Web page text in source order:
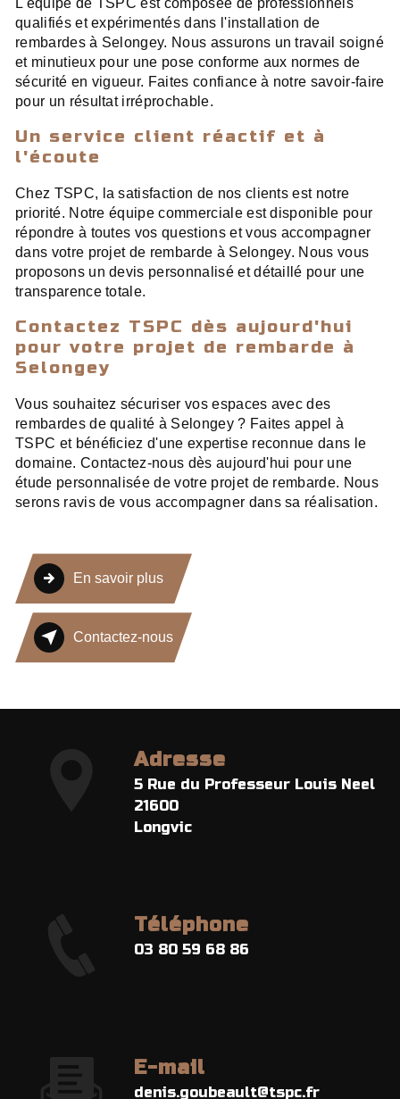
qualifiés et expérimentés dans l'installation de
rembardes à Selongey. Nous assurons un travail soigné
et minutieux pour une pose conforme aux normes de
sécurité en vigueur. Faites confiance à notre savoir-faire
pour un résultat irréprochable.
Un service client réactif et à
l'écoute
Chez TSPC, la satisfaction de nos clients est notre
priorité. Notre équipe commerciale est disponible pour
répondre à toutes vos questions et vous accompagner
dans votre projet de rembarde à Selongey. Nous vous
proposons un devis personnalisé et détaillé pour une
transparence totale.
Contactez TSPC dès aujourd'hui
pour votre projet de rembarde à
Selongey
Vous souhaitez sécuriser vos espaces avec des
rembardes de qualité à Selongey ? Faites appel à
TSPC et bénéficiez d'une expertise reconnue dans le
domaine. Contactez-nous dès aujourd'hui pour une
étude personnalisée de votre projet de rembarde. Nous
serons ravis de vous accompagner dans sa réalisation.
En savoir plus
Contactez-nous
Adresse
5 Rue du Professeur Louis Neel
21600
Longvic
Téléphone
03 80 59 68 86
E-mail
denis.goubeault@tspc.fr